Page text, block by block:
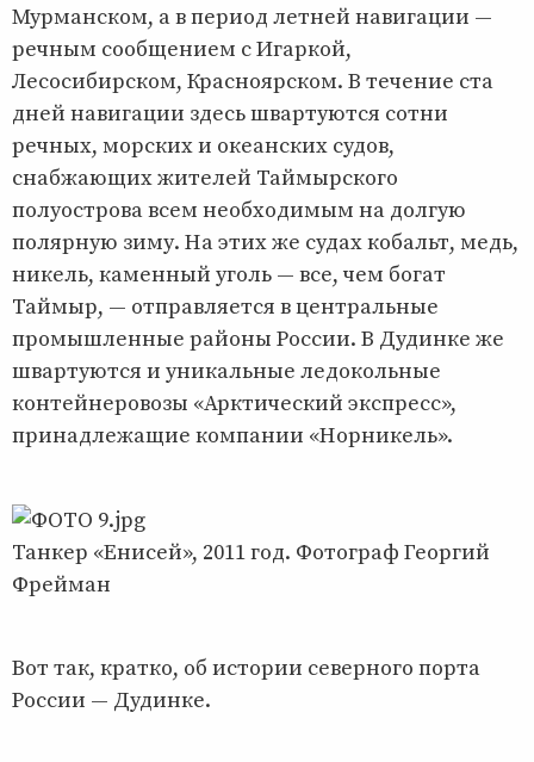
Мурманском, а в период летней навигации —
речным сообщением с Игаркой,
Лесосибирском, Красноярском. В течение ста
дней навигации здесь швартуются сотни
речных, морских и океанских судов,
снабжающих жителей Таймырского
полуострова всем необходимым на долгую
полярную зиму. На этих же судах кобальт, медь,
никель, каменный уголь — все, чем богат
Таймыр, — отправляется в центральные
промышленные районы России. В Дудинке же
швартуются и уникальные ледокольные
контейнеровозы «Арктический экспресс»,
принадлежащие компании «Норникель».
Танкер «Енисей», 2011 год. Фотограф Георгий
Фрейман
Вот так, кратко, об истории северного порта
России — Дудинке.